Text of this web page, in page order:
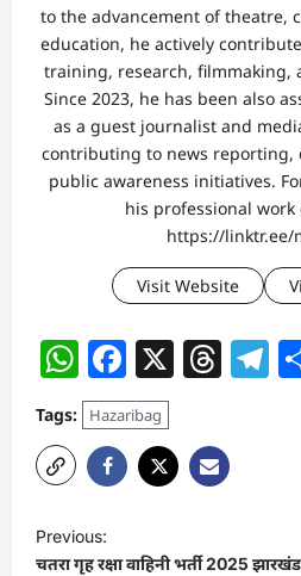
to the advancement of theatre,
education, he actively
training, research, filmmaking,
Since 2023, he has been also
as a guest journalist and
contributing to news reporting,
public awareness initiatives.
his professional work
https://linktr.ee/
Visit Website
WhatsApp
Facebook
X
Tags: Hazaribag
P
o
Previous:
चतरा गृह रक्षा वाहिनी भर्ती 2025